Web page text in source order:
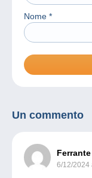
Nome *
Un commento
6/12/2024